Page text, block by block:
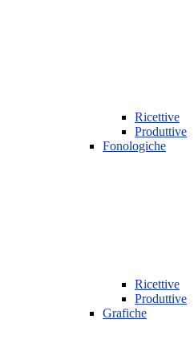
Ricettive
Produttive
Fonologiche
Ricettive
Produttive
Grafiche